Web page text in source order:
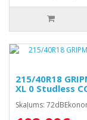
215/40R18
XL 0 Studless
Skaļums: